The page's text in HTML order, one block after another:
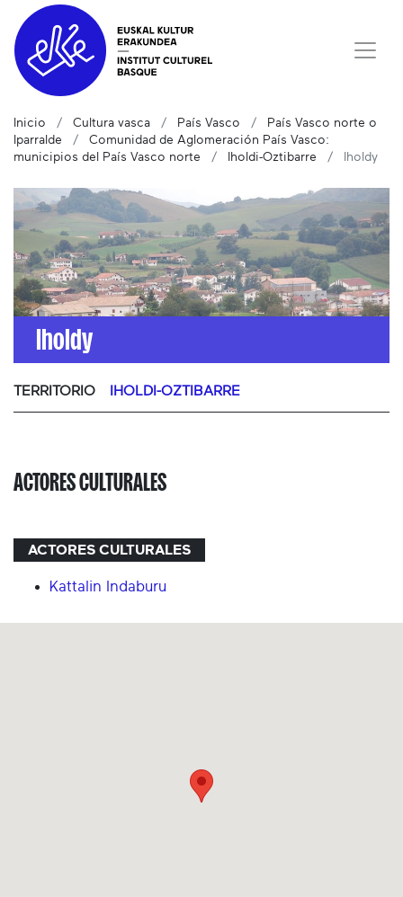
Inicio Cultura vasca País Vasco
País Vasco norte o
Iparralde
Comunidad de Aglomeración País Vasco:
municipios del País Vasco norte
Iholdi-Oztibarre Iholdy
Iholdy
TERRITORIO IHOLDI-OZTIBARRE
ACTORES CULTURALES
ACTORES CULTURALES
Kattalin Indaburu